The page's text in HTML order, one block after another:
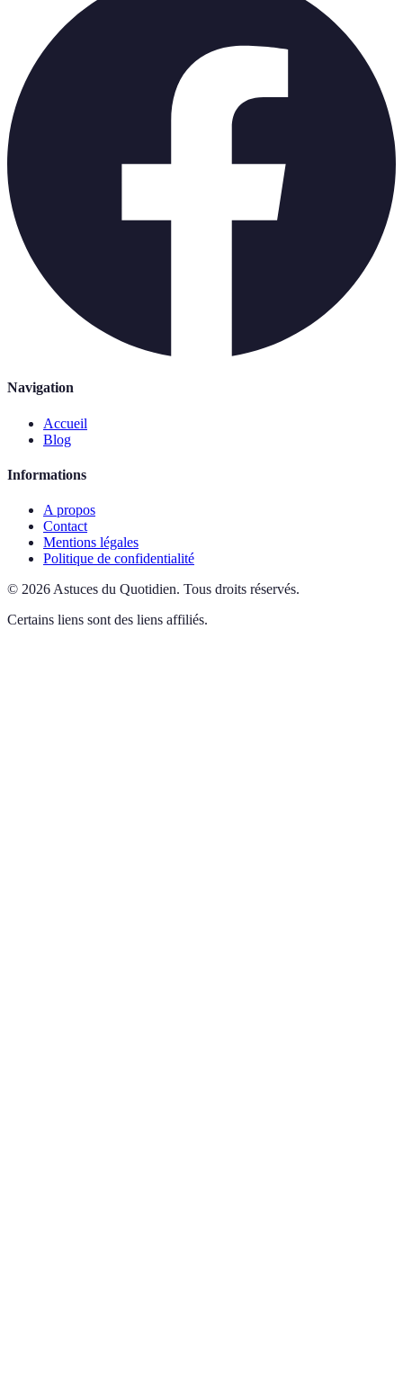
Navigation
Accueil
Blog
Informations
A propos
Contact
Mentions légales
Politique de confidentialité
© 2026 Astuces du Quotidien. Tous droits réservés.
Certains liens sont des liens affiliés.